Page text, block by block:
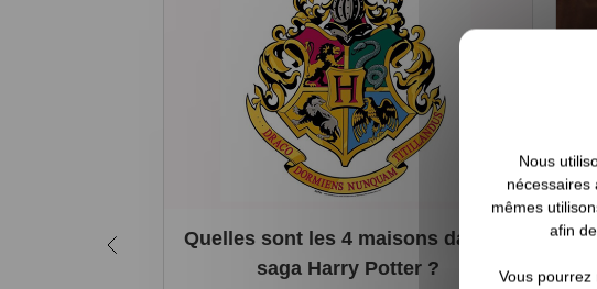
Quelles sont les 4 maisons dans la
saga Harry Potter ?
Nous
nécessaires
mêmes
afin
Vous